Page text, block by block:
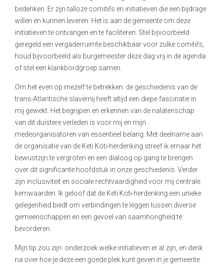
bedenken. Er zijn talloze comité’s en initiatieven die een bijdrage
willen en kunnen leveren. Het is aan de gemeente om deze
initiatieven te ontvangen en te faciliteren. Stel bijvoorbeeld
geregeld een vergaderruimte beschikbaar voor zulke comité’s,
houd bijvoorbeeld als burgemeester deze dag vrij in de agenda
of stel een klankbordgroep samen.
Om het even op mezelf te betrekken: de geschiedenis van de
trans-Atlantische slavernij heeft altijd een diepe fascinatie in
mij gewekt. Het begrijpen en erkennen van de nalatenschap
van dit duistere verleden is voor mij en mijn
medeorganisatoren van essentieel belang. Met deelname aan
de organisatie van de Keti Koti-herdenking streef ik ernaar het
bewustzijn te vergroten en een dialoog op gang te brengen
over dit significante hoofdstuk in onze geschiedenis. Verder
zijn inclusiviteit en sociale rechtvaardigheid voor mij centrale
kernwaarden. Ik geloof dat de Keti Koti-herdenking een unieke
gelegenheid biedt om verbindingen te leggen tussen diverse
gemeenschappen en een gevoel van saamhorigheid te
bevorderen.
Mijn tip zou zijn: onderzoek welke initiatieven er al zijn, en denk
na over hoe je deze een goede plek kunt geven in je gemeente.